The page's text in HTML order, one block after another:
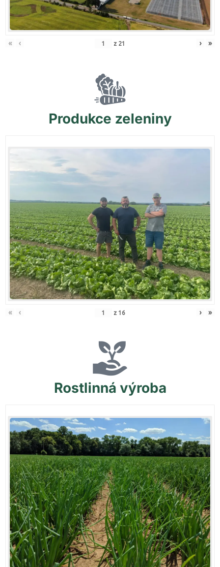
« ‹ z 21 › »
Produkce zeleniny
« ‹ z 16 › »
Rostlinná výroba